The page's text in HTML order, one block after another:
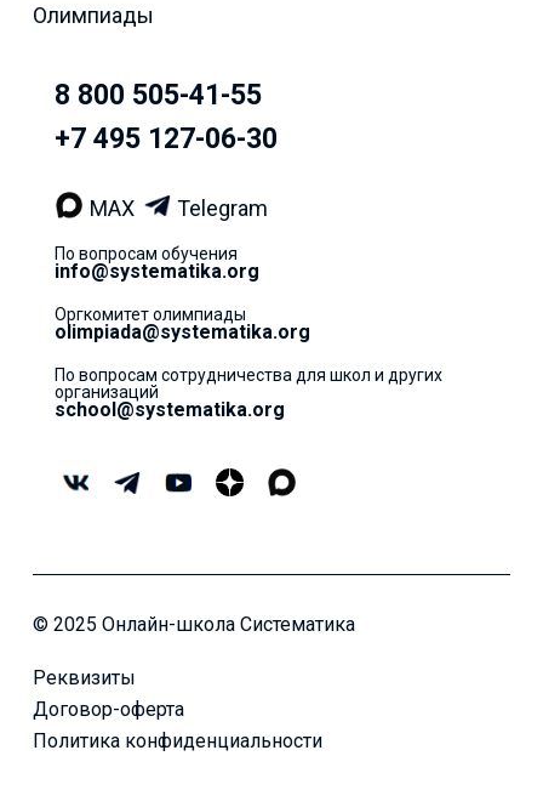
Олимпиады
8 800 505-41-55
+7 495 127-06-30
MAX Telegram
По вопросам обучения
info@systematika.org
Оргкомитет олимпиады
olimpiada@systematika.org
По вопросам сотрудничества для школ и других
организаций
school@systematika.org
© 2025 Онлайн-школа Систематика
Реквизиты
Договор-оферта
Политика конфиденциальности